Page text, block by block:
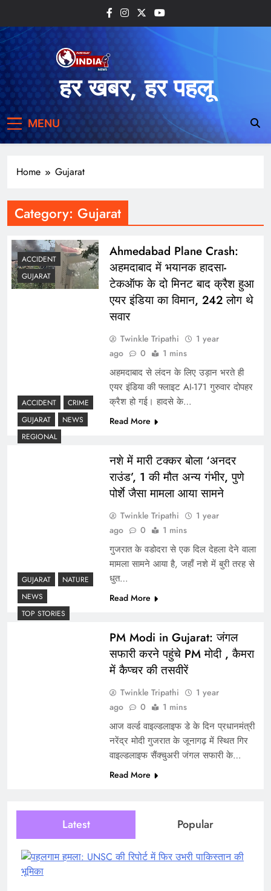
content
हर खबर, हर पहलू
MENU
Home Gujarat
Category: Gujarat
ACCIDENT
GUJARAT
Ahmedabad Plane Crash:
अहमदाबाद में भयानक हादसा-
टेकऑफ के दो मिनट बाद क्रैश हुआ
एयर इंडिया का विमान, 242 लोग थे
सवार
Twinkle Tripathi
1 year
ago
0 1 mins
अहमदाबाद से लंदन के लिए उड़ान भरते ही
एयर इंडिया की फ्लाइट AI-171 गुरुवार दोपहर
क्रैश हो गई। हादसे के…
Read More
ACCIDENT
CRIME
GUJARAT
NEWS
REGIONAL
नशे में मारी टक्कर बोला ‘अनदर
राउंड’, 1 की मौत अन्य गंभीर, पुणे
पोर्शे जैसा मामला आया सामने
Twinkle Tripathi
1 year
ago
0 1 mins
गुजरात के वडोदरा से एक दिल देहला देने वाला
मामला सामने आया है, जहाँ नशे में बुरी तरह से
धुत…
Read More
GUJARAT
NATURE
NEWS
TOP STORIES
PM Modi in Gujarat: जंगल
सफारी करने पहुंचे PM मोदी , कैमरा
में कैप्चर की तसवीरें
Twinkle Tripathi
1 year
ago
0 1 mins
आज वर्ल्ड वाइल्डलाइफ डे के दिन प्रधानमंत्री
नरेंद्र मोदी गुजरात के जूनागढ़ में स्थित गिर
वाइल्डलाइफ सैंक्चुअरी जंगल सफारी के…
Read More
Latest Popular